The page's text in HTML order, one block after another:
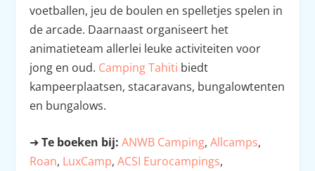
voetballen, jeu de boulen en spelletjes spelen in
de arcade. Daarnaast organiseert het
animatieteam allerlei leuke activiteiten voor
jong en oud. Camping Tahiti biedt
kampeerplaatsen, stacaravans, bungalowtenten
en bungalows.
➜Te boeken bij: ANWB Camping,Allcamps,
Roan, LuxCamp,ACSI Eurocampings,